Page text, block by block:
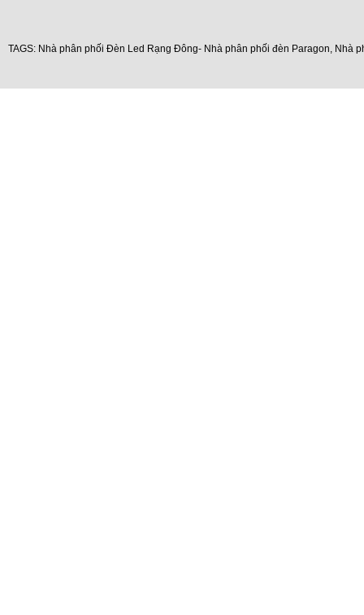
TAGS: Nhà phân phối Đèn Led Rạng Đông- Nhà phân phối đèn Paragon, Nhà